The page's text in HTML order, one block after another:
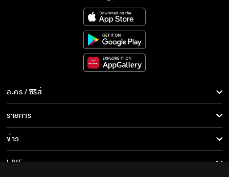
ละคร / ซีรีส์
ซีรีส์นานาชาติ
การ์ตูน & เกม
รายการ
ข่าว
LIVE